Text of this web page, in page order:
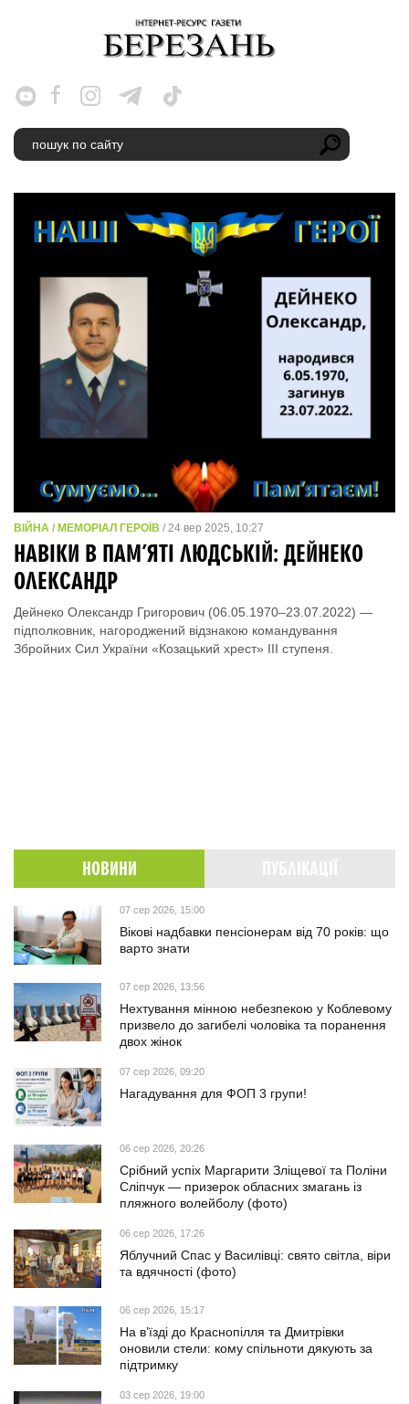
ВІЙНА / МЕМОРІАЛ ГЕРОЇВ / 24 вер 2025, 10:27
НАВІКИ В ПАМ’ЯТІ ЛЮДСЬКІЙ: ДЕЙНЕКО
ОЛЕКСАНДР
Дейнеко Олександр Григорович (06.05.1970–23.07.2022) —
підполковник, нагороджений відзнакою командування
Збройних Сил України «Козацький хрест» ІІІ ступеня.
НОВИНИ
07 сер 2026, 15:00
Вікові надбавки пенсіонерам від 70 років: що
варто знати
07 сер 2026, 13:56
Нехтування мінною небезпекою у Коблевому
призвело до загибелі чоловіка та поранення
двох жінок
07 сер 2026, 09:20
Нагадування для ФОП 3 групи!
06 сер 2026, 20:26
Срібний успіх Маргарити Зліщевої та Поліни
Сліпчук — призерок обласних змагань із
пляжного волейболу (фото)
06 сер 2026, 17:26
Яблучний Спас у Василівці: свято світла, віри
та вдячності (фото)
06 сер 2026, 15:17
На в’їзді до Краснопілля та Дмитрівки
оновили стели: кому спільноти дякують за
підтримку
03 сер 2026, 19:00